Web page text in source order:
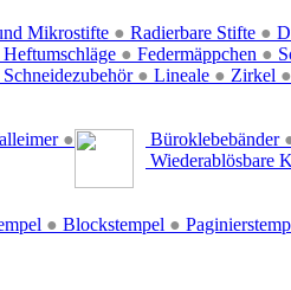
Mikrostifte ● Radierbare Stifte ●
Heftumschläge ● Federmäppchen ●
Schneidezubehör ● Lineale ● Zirkel ●
● Büroklebebänder
Wiederablösbare
● Blockstempel ●